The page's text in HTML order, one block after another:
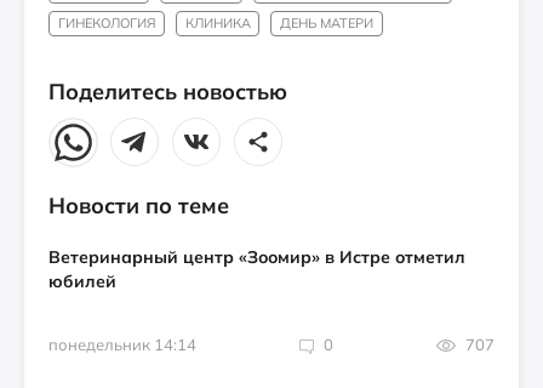
ГИНЕКОЛОГИЯ
КЛИНИКА ДЕНЬ МАТЕРИ
Поделитесь новостью
Новости по теме
Ветеринарный центр «Зоомир» в Истре отметил
юбилей
понедельник 14:14 0 707